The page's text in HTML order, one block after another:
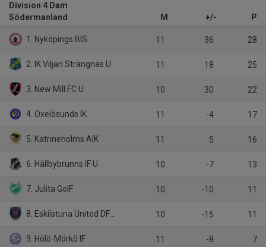
Division 4 Dam
Södermanland
M +/- P
1. Nyköpings BIS 11 36 28
2. IK Viljan Strängnäs U 11 18 25
3. New Mill FC U 10 30 22
4. Oxelösunds IK 11 -4 17
5. Katrineholms AIK 11 5 16
6. Hällbybrunns IF U 10 -7 13
7. Julita GoIF 10 -10 11
8. Eskilstuna United DFF U 10 -15 11
9. Hölö-Mörkö IF 11 -8 7